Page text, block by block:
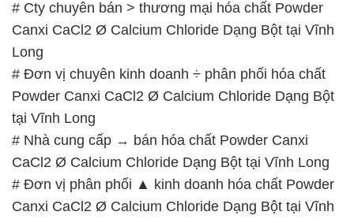
# Cty chuyên bán > thương mại hóa chất Powder
Canxi CaCl2 Ø Calcium Chloride Dạng Bột tại Vĩnh
Long
# Đơn vị chuyên kinh doanh ÷ phân phối hóa chất
Powder Canxi CaCl2 Ø Calcium Chloride Dạng Bột
tại Vĩnh Long
# Nhà cung cấp → bán hóa chất Powder Canxi
CaCl2 Ø Calcium Chloride Dạng Bột tại Vĩnh Long
# Đơn vị phân phối ▲ kinh doanh hóa chất Powder
Canxi CaCl2 Ø Calcium Chloride Dạng Bột tại Vĩnh